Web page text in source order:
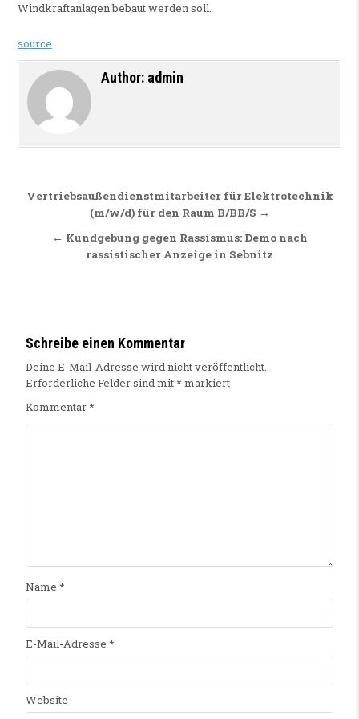
Windkraftanlagen bebaut werden soll.
source
Author: admin
Beitragsnavigation
Vertriebsaußendienstmitarbeiter für Elektrotechnik
(m/w/d) für den Raum B/BB/S →
← Kundgebung gegen Rassismus: Demo nach
rassistischer Anzeige in Sebnitz
Schreibe einen Kommentar
Deine E-Mail-Adresse wird nicht veröffentlicht.
Erforderliche Felder sind mit* markiert
Kommentar*
Name *
E-Mail-Adresse *
Website